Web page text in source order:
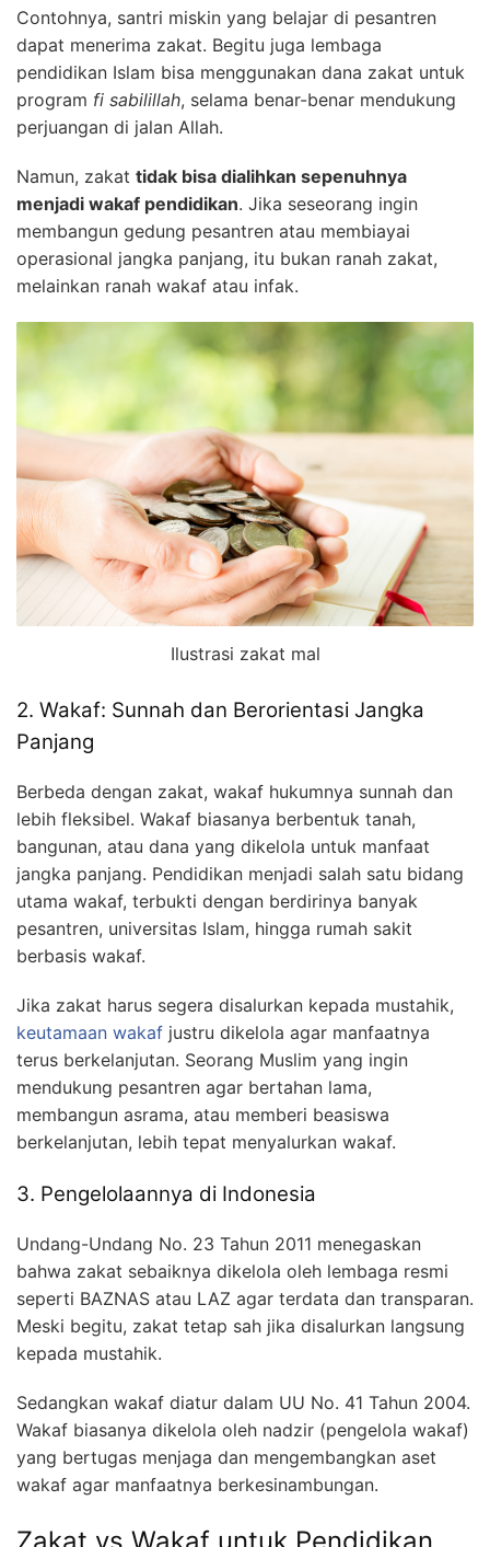
Contohnya, santri miskin yang belajar di pesantren
dapat menerima zakat. Begitu juga lembaga
pendidikan Islam bisa menggunakan dana zakat untuk
program fi sabilillah, selama benar-benar mendukung
perjuangan di jalan Allah.
Namun, zakat tidak bisa dialihkan sepenuhnya
menjadi wakaf pendidikan. Jika seseorang ingin
membangun gedung pesantren atau membiayai
operasional jangka panjang, itu bukan ranah zakat,
melainkan ranah wakaf atau infak.
Ilustrasi zakat mal
2. Wakaf: Sunnah dan Berorientasi Jangka
Panjang
Berbeda dengan zakat, wakaf hukumnya sunnah dan
lebih fleksibel. Wakaf biasanya berbentuk tanah,
bangunan, atau dana yang dikelola untuk manfaat
jangka panjang. Pendidikan menjadi salah satu bidang
utama wakaf, terbukti dengan berdirinya banyak
pesantren, universitas Islam, hingga rumah sakit
berbasis wakaf.
Jika zakat harus segera disalurkan kepada mustahik,
keutamaan wakaf justru dikelola agar manfaatnya
terus berkelanjutan. Seorang Muslim yang ingin
mendukung pesantren agar bertahan lama,
membangun asrama, atau memberi beasiswa
berkelanjutan, lebih tepat menyalurkan wakaf.
3. Pengelolaannya di Indonesia
Undang-Undang No. 23 Tahun 2011 menegaskan
bahwa zakat sebaiknya dikelola oleh lembaga resmi
seperti BAZNAS atau LAZ agar terdata dan transparan.
Meski begitu, zakat tetap sah jika disalurkan langsung
kepada mustahik.
Sedangkan wakaf diatur dalam UU No. 41 Tahun 2004.
Wakaf biasanya dikelola oleh nadzir (pengelola wakaf)
yang bertugas menjaga dan mengembangkan aset
wakaf agar manfaatnya berkesinambungan.